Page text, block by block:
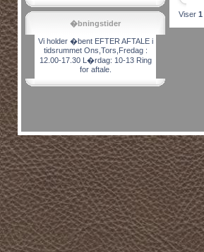
�bningstider
Vi holder �bent EFTER AFTALE i
tidsrummet Ons,Tors,Fredag :
12.00-17.30 L�rdag: 10-13 Ring
for aftale.
Viser 1